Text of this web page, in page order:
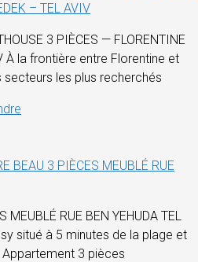
– TEL AVIV
3 PIÈCES — FLORENTINE
À la frontière entre Florentine et
secteurs les plus recherchés
BEAU 3 PIÈCES MEUBLÉ RUE
MEUBLÉ RUE BEN YEHUDA TEL
situé à 5 minutes de la plage et
3 pièces